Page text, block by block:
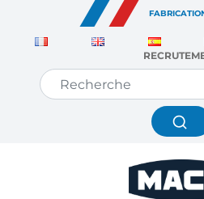
Panneau de gestion des cookies